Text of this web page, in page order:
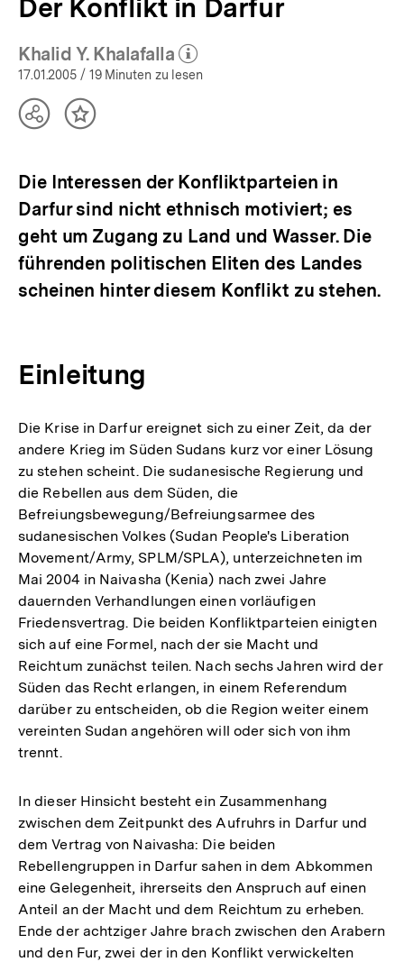
Der Konflikt in Darfur
Khalid Y. Khalafalla
(Mehr zum Autor)
öffnen
17.01.2005 / 19 Minuten zu lesen
TeilenInhalt
Die Interessen der Konfliktparteien in
Darfur sind nicht ethnisch motiviert; es
geht um Zugang zu Land und Wasser. Die
führenden politischen Eliten des Landes
scheinen hinter diesem Konflikt zu stehen.
Einleitung
Die Krise in Darfur ereignet sich zu einer Zeit, da der
andere Krieg im Süden Sudans kurz vor einer Lösung
zu stehen scheint. Die sudanesische Regierung und
die Rebellen aus dem Süden, die
Befreiungsbewegung/Befreiungsarmee des
sudanesischen Volkes (Sudan People's Liberation
Movement/Army, SPLM/SPLA), unterzeichneten im
Mai 2004 in Naivasha (Kenia) nach zwei Jahre
dauernden Verhandlungen einen vorläufigen
Friedensvertrag. Die beiden Konfliktparteien einigten
sich auf eine Formel, nach der sie Macht und
Reichtum zunächst teilen. Nach sechs Jahren wird der
Süden das Recht erlangen, in einem Referendum
darüber zu entscheiden, ob die Region weiter einem
vereinten Sudan angehören will oder sich von ihm
trennt.
In dieser Hinsicht besteht ein Zusammenhang
zwischen dem Zeitpunkt des Aufruhrs in Darfur und
dem Vertrag von Naivasha: Die beiden
Rebellengruppen in Darfur sahen in dem Abkommen
eine Gelegenheit, ihrerseits den Anspruch auf einen
Anteil an der Macht und dem Reichtum zu erheben.
Ende der achtziger Jahre brach zwischen den Arabern
und den Fur, zwei der in den Konflikt verwickelten